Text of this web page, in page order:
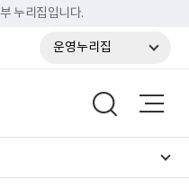
누리집입니다.
운영누리집